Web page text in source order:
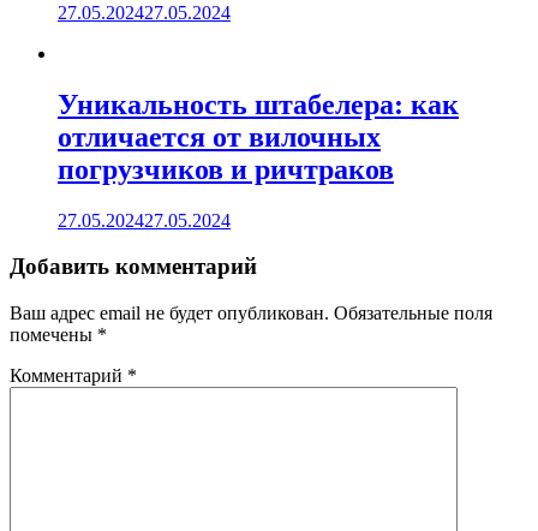
27.05.202427.05.2024
Уникальность штабелера: как
отличается от вилочных
погрузчиков и ричтраков
27.05.202427.05.2024
Добавить комментарий
Ваш адрес email не будет опубликован. Обязательные поля
помечены *
Комментарий *